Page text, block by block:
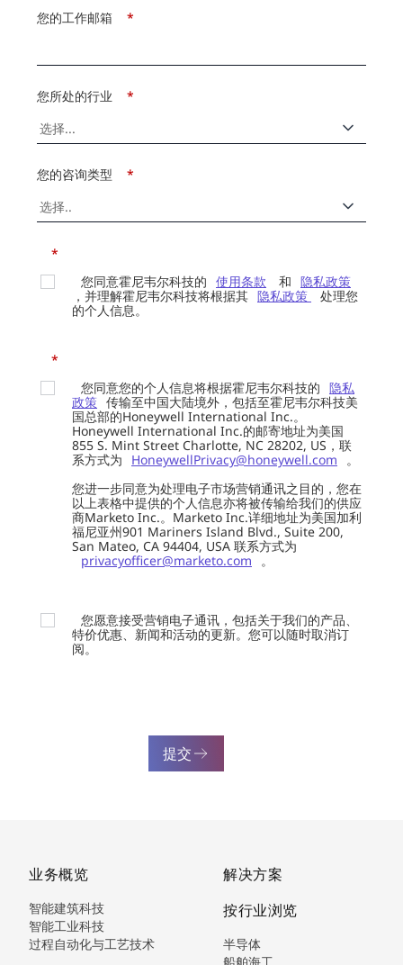
*
您的工作邮箱
*
您所处的行业
*
您的咨询类型
*
您同意霍尼韦尔科技的 使用条款 和 隐私政策
，并理解霍尼韦尔科技将根据其 隐私政策
处理您
的个人信息。
*
您同意您的个人信息将根据霍尼韦尔科技的 隐私
政策 传输至中国大陆境外，包括至霍尼韦尔科技美
国总部的Honeywell International Inc.。
Honeywell International Inc.的邮寄地址为美国
855 S. Mint Street Charlotte, NC 28202, US，联
系方式为
HoneywellPrivacy@honeywell.com
。
您进一步同意为处理电子市场营销通讯之目的，您在
以上表格中提供的个人信息亦将被传输给我们的供应
商Marketo Inc.。Marketo Inc.详细地址为美国加利
福尼亚州901 Mariners Island Blvd., Suite 200,
San Mateo, CA 94404, USA 联系方式为
privacyofficer@marketo.com
。
您愿意接受营销电子通讯，包括关于我们的产品、
特价优惠、新闻和活动的更新。您可以随时取消订
阅。
提交
业务概览
智能建筑科技
智能工业科技
过程自动化与工艺技术
解决方案
按行业浏览
半导体